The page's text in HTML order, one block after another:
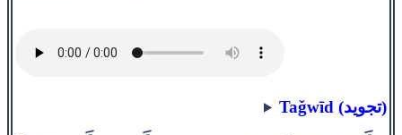
Taǧwīd (تجويد)